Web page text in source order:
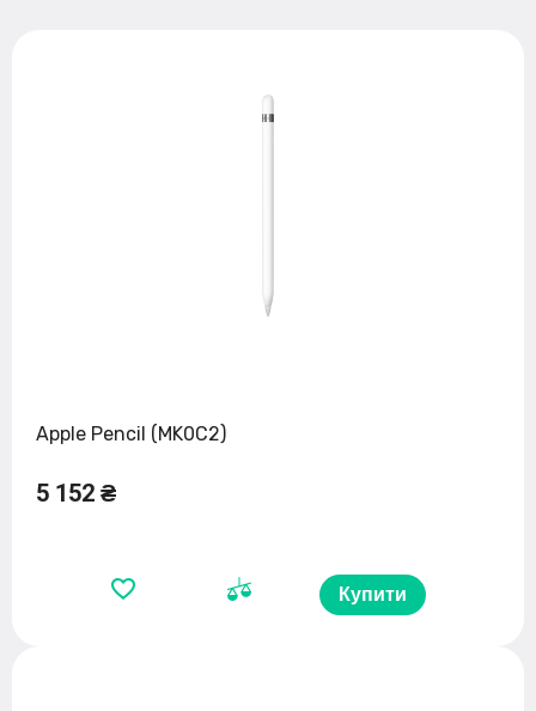
Apple Pencil (MK0C2)
5 152 ₴
Купити